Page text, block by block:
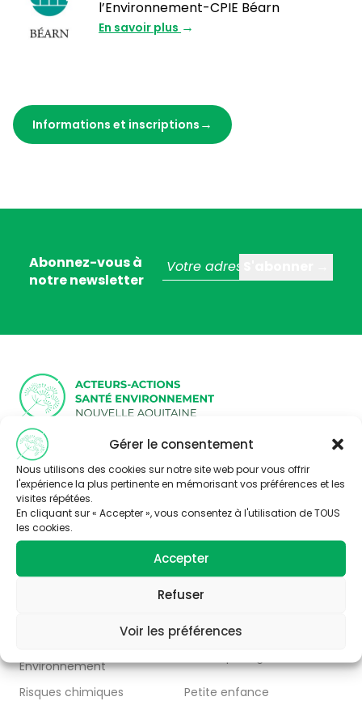
Gérer le consentement
Nous utilisons des cookies sur notre site web pour vous offrir
l'expérience la plus pertinente en mémorisant vos préférences et les
visites répétées.
En cliquant sur « Accepter », vous consentez à l'utilisation de TOUS
les cookies.
Accepter
Refuser
Voir les préférences
l’Environnement-CPIE Béarn
En savoir plus
Informations et inscriptions
Abonnez-vous à
notre newsletter
Trois stratégies éditoriales :
– valoriser la thématique santé-environnement
– faire connaître les acteurs de Nouvelle Aquitaine
– Partager l’information disponible à travers la
publication d’articles, de vidéos et de ressources
pédagogiques.
Nous contacter
Thématiques
Alimentation
Eau
Environnement
Risques chimiques
Petite enfance